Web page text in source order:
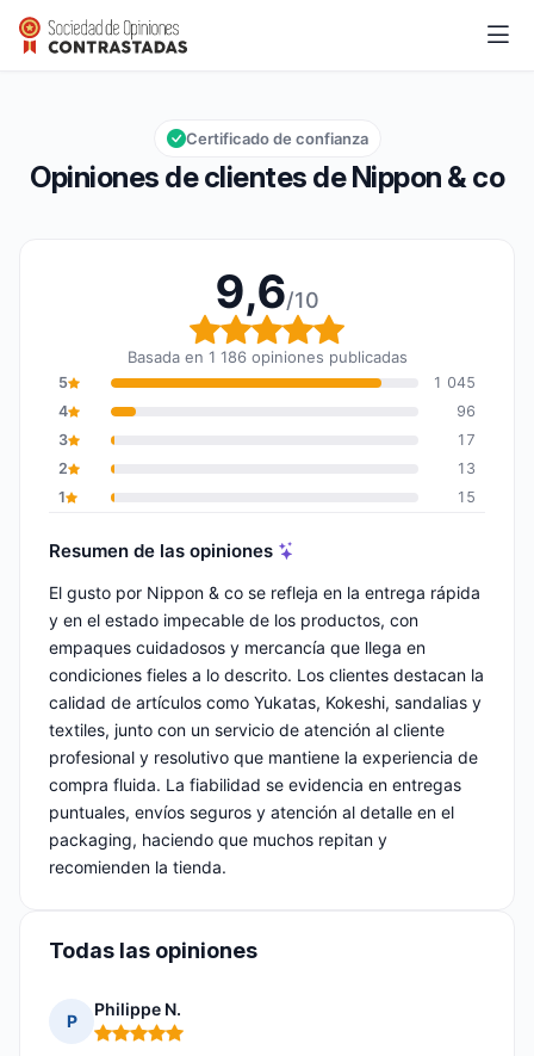
Nippon & co
Calificación global: 9,6 de 10
9,6/10
Opiniones de clientes de Nippon & co
Certificado de confianza
9,6/10
Calificación global: 9,6
Basada en 1 186 opiniones publicadas
5
1 045
4
96
3
17
2
13
1
15
Resumen de las opiniones
El gusto por Nippon & co se refleja en la entrega rápida
y en el estado impecable de los productos, con
empaques cuidadosos y mercancía que llega en
condiciones fieles a lo descrito. Los clientes destacan la
calidad de artículos como Yukatas, Kokeshi, sandalias y
textiles, junto con un servicio de atención al cliente
profesional y resolutivo que mantiene la experiencia de
compra fluida. La fiabilidad se evidencia en entregas
puntuales, envíos seguros y atención al detalle en el
packaging, haciendo que muchos repitan y
recomienden la tienda.
Todas las opiniones
P
Philippe N.
Nota: 5 de 5